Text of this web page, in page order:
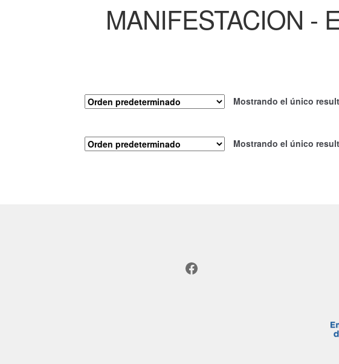
MANIFESTACION -
Mostrando el único
Mostrando el único
Facebook